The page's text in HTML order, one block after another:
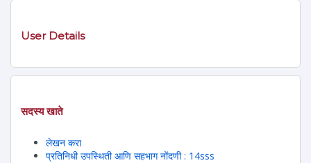
User Details
सदस्य खाते
लेखन करा
प्रतिनिधी उपस्थिती आणि सहभाग नोंदणी : 14sss